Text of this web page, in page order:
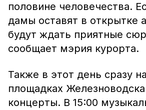
половине человечества.
дамы оставят в открытке
будут ждать приятные
сообщает мэрия курорта.
Также в этот день сразу
площадках
концерты. В 15:00